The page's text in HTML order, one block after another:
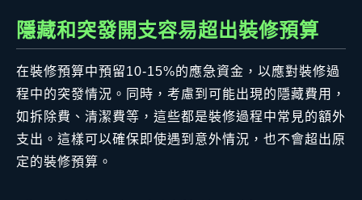
隱藏和突發開支容易超出裝修預算
在裝修預算中預留10-15%的應急資金，以應對裝修過
程中的突發情況。同時，考慮到可能出現的隱藏費用，
如拆除費、清潔費等，這些都是裝修過程中常見的額外
支出。這樣可以確保即使遇到意外情況，也不會超出原
定的裝修預算。